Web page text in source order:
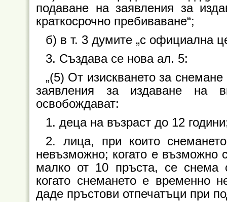
подаване на заявления за
краткосрочно пребиваване“;
б) в т. 3 думите „с официална
3. Създава се нова ал. 5:
„(5) От изискването за
заявления за издаване на
освобождават:
1. деца на възраст до 12
2. лица, при които
невъзможно; когато е възможно
малко от 10 пръста, се снема
когато снемането е временно
даде пръстови отпечатъци при